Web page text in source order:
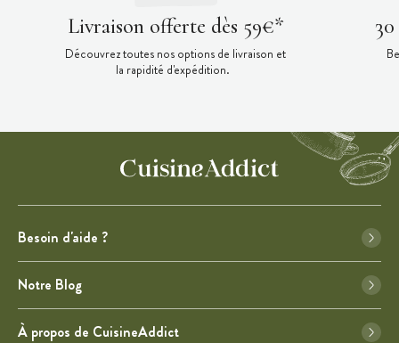
Livraison offerte dès 59€*
Découvrez toutes nos options de livraison et
la rapidité d'expédition.
Besoin d'aide ?
Notre Blog
À propos de CuisineAddict